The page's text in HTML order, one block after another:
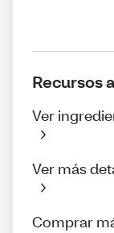
Recursos
Ver
Ver más
Comprar